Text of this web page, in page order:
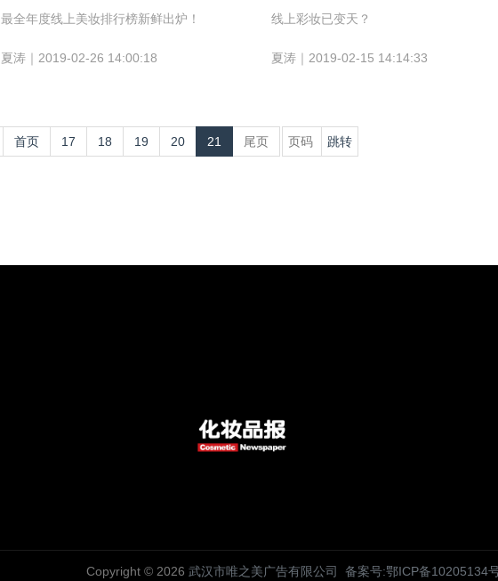
2536亿
最全年度线上美妆排行榜新鲜出炉！
夏涛｜2019-02-26 14:00:18
线上彩妆已变天？
夏涛｜2019-02-15 14:14:33
首页 17 18 19 20 21 尾页
Copyright © 2026 武汉市唯之美广告有限公司 备案号:鄂ICP备10205134